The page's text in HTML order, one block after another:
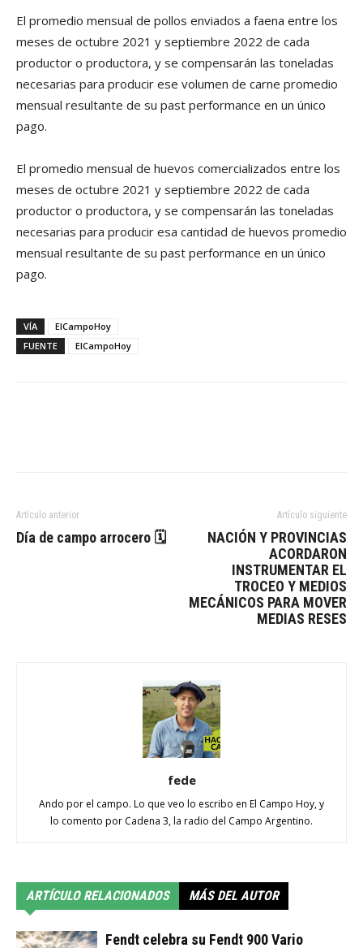
El promedio mensual de pollos enviados a faena entre los
meses de octubre 2021 y septiembre 2022 de cada
productor o productora, y se compensarán las toneladas
necesarias para producir ese volumen de carne promedio
mensual resultante de su past performance en un único
pago.
El promedio mensual de huevos comercializados entre los
meses de octubre 2021 y septiembre 2022 de cada
productor o productora, y se compensarán las toneladas
necesarias para producir esa cantidad de huevos promedio
mensual resultante de su past performance en un único
pago.
VÍA
ElCampoHoy
FUENTE
ElCampoHoy
Artículo anterior
Día de campo arrocero 🗓
Artículo siguiente
NACIÓN Y PROVINCIAS
ACORDARON
INSTRUMENTAR EL
TROCEO Y MEDIOS
MECÁNICOS PARA MOVER
MEDIAS RESES
fede
Ando por el campo. Lo que veo lo escribo en El Campo Hoy, y
lo comento por Cadena 3, la radio del Campo Argentino.
ARTÍCULO RELACIONADOS MÁS DEL AUTOR
Fendt celebra su Fendt 900 Vario